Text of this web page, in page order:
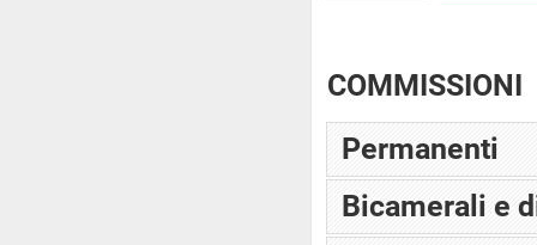
COMMISSIONI
Permanenti
Bicamerali e